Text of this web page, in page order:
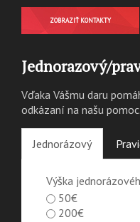
ZOBRAZIŤ KONTAKTY
Jednorazový/
Vďaka Vášmu daru
odkázaní na našu pomoc.
Jednorázový
Výška
50€
200€